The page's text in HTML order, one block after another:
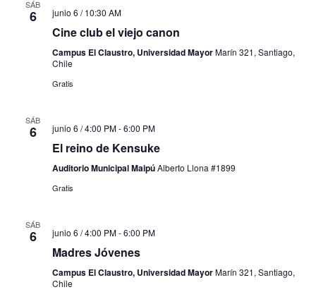
SÁB
6 junio 6 / 10:30 AM
Cine club el viejo canon
Campus El Claustro, Universidad MayorMarín 321, Santiago,
Chile
Gratis
SÁB
6 junio 6 / 4:00 PM-6:00 PM
El reino de Kensuke
Auditorio Municipal MaipúAlberto Llona #1899
Gratis
SÁB
6 junio 6 / 4:00 PM-6:00 PM
Madres Jóvenes
Campus El Claustro, Universidad MayorMarín 321, Santiago,
Chile